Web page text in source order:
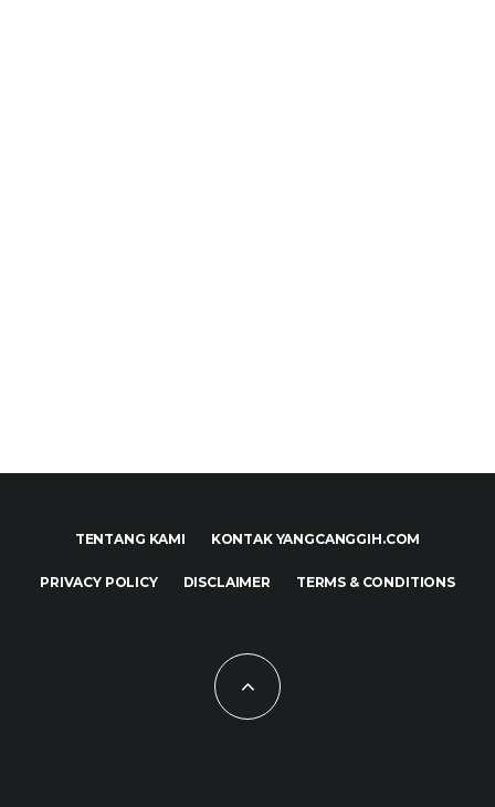
TENTANG KAMI KONTAK YANGCANGGIH.COM
PRIVACY POLICY DISCLAIMER TERMS & CONDITIONS